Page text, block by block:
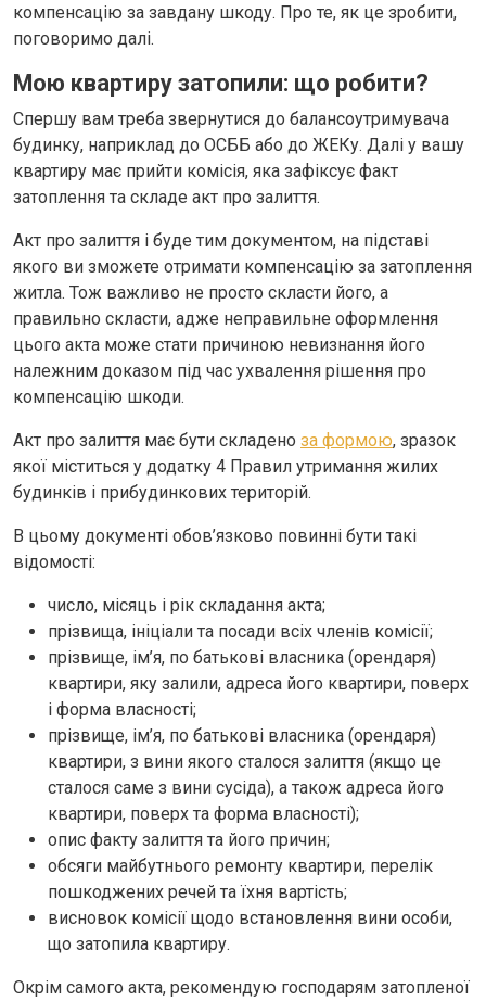
компенсацію за завдану шкоду. Про те, як це зробити,
поговоримо далі.
Мою квартиру затопили: що робити?
Спершу вам треба звернутися до балансоутримувача
будинку, наприклад до ОСББ або до ЖЕКу. Далі у вашу
квартиру має прийти комісія, яка зафіксує факт
затоплення та складе акт про залиття.
Акт про залиття і буде тим документом, на підставі
якого ви зможете отримати компенсацію за затоплення
житла. Тож важливо не просто скласти його, а
правильно скласти, адже неправильне оформлення
цього акта може стати причиною невизнання його
належним доказом під час ухвалення рішення про
компенсацію шкоди.
Акт про залиття має бути складено за формою, зразок
якої міститься у додатку 4 Правил утримання жилих
будинків і прибудинкових територій.
В цьому документі обов’язково повинні бути такі
відомості:
число, місяць і рік складання акта;
прізвища, ініціали та посади всіх членів комісії;
прізвище, ім’я, по батькові власника (орендаря)
квартири, яку залили, адреса його квартири, поверх
і форма власності;
прізвище, ім’я, по батькові власника (орендаря)
квартири, з вини якого сталося залиття (якщо це
сталося саме з вини сусіда), а також адреса його
квартири, поверх та форма власності);
опис факту залиття та його причин;
обсяги майбутнього ремонту квартири, перелік
пошкоджених речей та їхня вартість;
висновок комісії щодо встановлення вини особи,
що затопила квартиру.
Окрім самого акта, рекомендую господарям затопленої